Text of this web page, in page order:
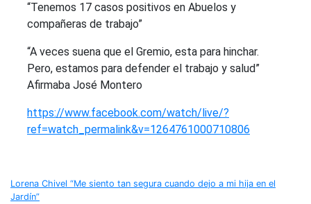
“Tenemos 17 casos positivos en Abuelos y
compañeras de trabajo”
“A veces suena que el Gremio, esta para hinchar.
Pero, estamos para defender el trabajo y salud”
Afirmaba José Montero
https://www.facebook.com/watch/live/?
ref=watch_permalink&v=1264761000710806
Navegación
Lorena Chivel “Me siento tan segura cuando dejo a mi hija en el
Jardín”